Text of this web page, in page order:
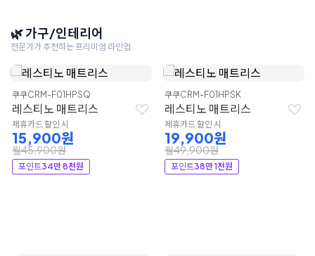
🌿 가구/인테리어
전문가가 추천하는 프리미엄 라인업
쿠쿠CRM-F01HPSQ
레스티노 매트리스
제휴카드 할인 시
15,900원
월45,900원
포인트34만 8천원
쿠쿠CRM-F01HPSK
레스티노 매트리스
제휴카드 할인 시
19,900원
월49,900원
포인트38만 1천원